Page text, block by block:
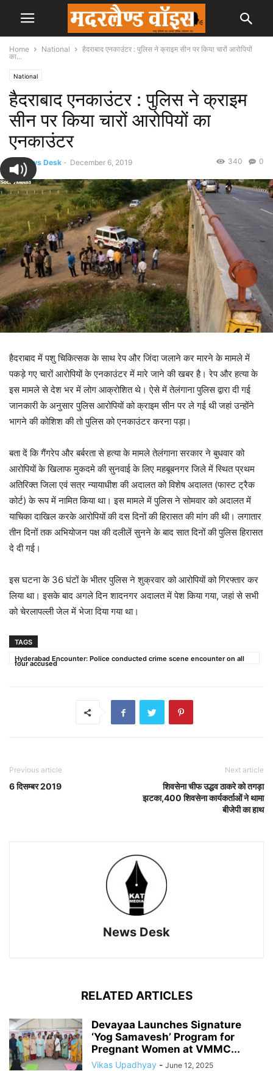
Home National
हैदराबाद एनकाउंटर : पुलिस ने क्राइम सीन पर किया चारों आरोपियों
का...
National
हैदराबाद एनकाउंटर : पुलिस ने क्राइम
सीन पर किया चारों आरोपियों का
एनकाउंटर
By News Desk - December 6, 2019 0
340
हैदराबाद में पशु चिकित्सक के साथ रेप और जिंदा जलाने कर मारने के मामले में
पकड़े गए चारों आरोपियों के एनकाउंटर में मारे जाने की खबर है। रेप और हत्या के
इस मामले से देश भर में लोग आक्रोशित थे। ऐसे में तेलंगाना पुलिस द्वारा दी गई
जानकारी के अनुसार पुलिस आरोपियों को क्राइम सीन पर ले गई थी जहां उन्होंने
भागने की कोशिश की तो पुलिस को एनकाउंटर करना पड़ा।
बता दें कि गैंगरेप और बर्बरता से हत्या के मामले तेलंगाना सरकार ने बुधवार को
आरोपियों के खिलाफ मुकदमे की सुनवाई के लिए महबूबनगर जिले में स्थित प्रथम
अतिरिक्त जिला एवं सत्र न्यायाधीश की अदालत को विशेष अदालत (फास्ट ट्रैक
कोर्ट) के रूप में नामित किया था। इस मामले में पुलिस ने सोमवार को अदालत में
याचिका दाखिल करके आरोपियों की दस दिनों की हिरासत की मांग की थी। लगातार
तीन दिनों तक अभियोजन पक्ष की दलीलें सुनने के बाद सात दिनों की पुलिस हिरासत
दे दी गई।
इस घटना के 36 घंटों के भीतर पुलिस ने शुक्रवार को आरोपियों को गिरफ्तार कर
लिया था। इसके बाद अगले दिन शादनगर अदालत में पेश किया गया, जहां से सभी
को चेरलापल्ली जेल में भेजा दिया गया था।
TAGS
Hyderabad Encounter: Police conducted crime scene encounter on all
four accused
Previous article
6 दिसम्बर 2019
Next article
शिवसेना चीफ उद्धव ठाकरे को तगड़ा
झटका,400 शिवसेना कार्यकर्ताओं ने थामा
बीजेपी का हाथ
News Desk
RELATED ARTICLES
Devayaa Launches Signature
‘Yog Samavesh’ Program for
Pregnant Women at VMMC...
Vikas Upadhyay - June 12, 2025